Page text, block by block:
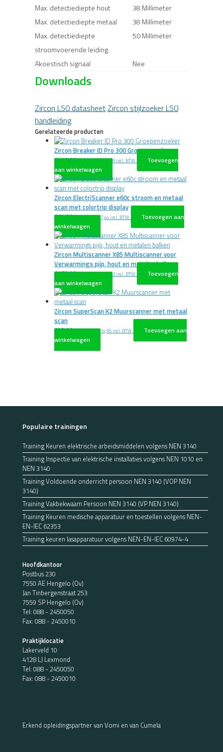
Max. detectiediepte hout
38 Millimeter
Max. detectiediepte metaal
38 Millimeter
Max. detectiediepte
stroomvoerende leiding
50 Millimeter
Akoestisch signaal Nee
Downloads
Zircon L50 datasheet Zircon stijlzoeker L50
handleiding
Gerelateerde producten
Zircon Breaker ID Pro 300 Groepenzoeker
€149,00 excl. BTW€180,29 incl. BTW
Toevoegen
aan winkelwagen
Zircon ElectriScanner e60c stroom en metaal
scan met colortrip display
€64,00 excl. BTW€77,44 incl. BTW
Toevoegen aan
winkelwagen
Zircon Multiscanner X85 Multiscanner voor
Verwarmings pijp, hout en metalen balken
€173,00 excl. BTW€209,33 incl. BTW
Toevoegen
aan winkelwagen
Zircon SuperScan K2 Muurscanner met metaal
scan
€95,00 excl. BTW€114,95 incl. BTW
Toevoegen aan
winkelwagen
Populaire trainingen
Training Keuren elektrische arbeidsmiddelen volgens NEN 3140
Training Inspectie van elektrische installaties volgens NEN 1010 en
NEN 3140
Training Voldoende onderricht persoon NEN 3140 (VOP NEN
3140)
Training Vakbekwaam Persoon NEN 3140 (VP NEN 3140)
Training Keuren medische apparatuur en toestellen volgens NEN-
EN-IEC 62353
Training keuren lasapparatuur volgens NEN-EN-IEC 60974-4
Hoofdkantoor
Postbus 230
7550 AE Hengelo (Ov)
Jan Tinbergenstraat 253
7559 SP Hengelo (Ov)
Tel: 088 - 2450050
Fax: 088 - 2450010
Praktijklocatie
Lakerveld 10
4128 LJ Lexmond
Tel: 088 - 2450050
Fax: 088 - 2450010
Erkend opleidingspartner van Vomi en van Cumela